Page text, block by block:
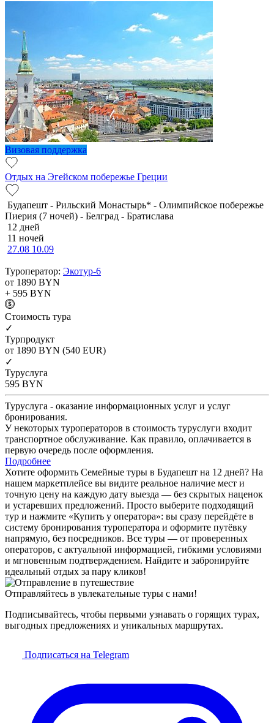
Визовая поддержка
Отдых на Эгейском побережье Греции
Будапешт - Рильский Монастырь* - Олимпийское побережье
Пиерия (7 ночей) - Белград - Братислава
12 дней
11 ночей
27.08 10.09
Туроператор: Экотур-6
от 1890 BYN
+ 595 BYN
Cтоимость тура
✓
Турпродукт
от 1890 BYN (540 EUR)
✓
Туруслуга
595 BYN
Туруслуга - оказание информационных услуг и услуг
бронирования.
У некоторых туроператоров в стоимость туруслуги входит
транспортное обслуживание. Как правило, оплачивается в
первую очередь после оформления.
Подробнее
Хотите оформить Семейные туры в Будапешт на 12 дней? На
нашем маркетплейсе вы видите реальное наличие мест и
точную цену на каждую дату выезда — без скрытых наценок
и устаревших предложений. Просто выберите подходящий
тур и нажмите «Купить у оператора»: вы сразу перейдёте в
систему бронирования туроператора и оформите путёвку
напрямую, без посредников. Все туры — от проверенных
операторов, с актуальной информацией, гибкими условиями
и мгновенным подтверждением. Найдите и забронируйте
идеальный отдых за пару кликов!
Отправляйтесь в увлекательные туры с нами!
Подписывайтесь, чтобы первыми узнавать о горящих турах,
выгодных предложениях и уникальных маршрутах.
Подписаться на Telegram